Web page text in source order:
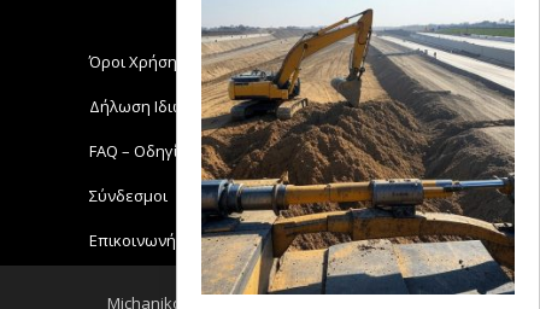
Όροι Χρήσης
Δήλωση Ιδιωτικότητας
FAQ – Οδηγίες Χρήσης
Σύνδεσμοι
Επικοινωνήστε με το Michanikos-Online
Michanikos-Online 2018 - All Rights Reserved